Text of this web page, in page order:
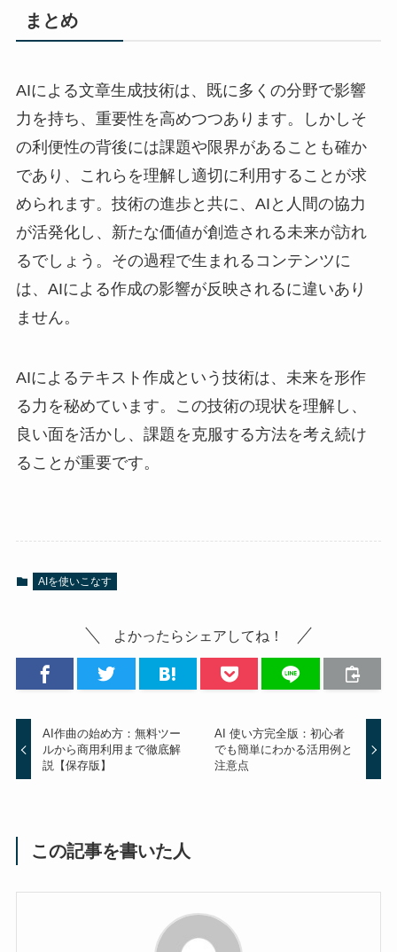
まとめ
AIによる文章生成技術は、既に多くの分野で影響
力を持ち、重要性を高めつつあります。しかしそ
の利便性の背後には課題や限界があることも確か
であり、これらを理解し適切に利用することが求
められます。技術の進歩と共に、AIと人間の協力
が活発化し、新たな価値が創造される未来が訪れ
るでしょう。その過程で生まれるコンテンツに
は、AIによる作成の影響が反映されるに違いあり
ません。
AIによるテキスト作成という技術は、未来を形作
る力を秘めています。この技術の現状を理解し、
良い面を活かし、課題を克服する方法を考え続け
ることが重要です。
AIを使いこなす
よかったらシェアしてね！
AI作曲の始め方：無料ツー
ルから商用利用まで徹底解
説【保存版】
AI 使い方完全版：初心者
でも簡単にわかる活用例と
注意点
この記事を書いた人